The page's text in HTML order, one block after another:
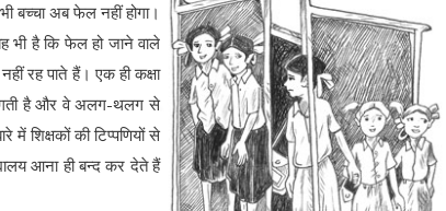
बच्चा अब फेल नहीं होगा।
भी है कि फेल हो जाने वाले
रह पाते हैं। एक ही कक्षा
है और वे अलग-थलग से
शिक्षकों की टिप्पणियों से
आना ही बन्द कर देते हैं